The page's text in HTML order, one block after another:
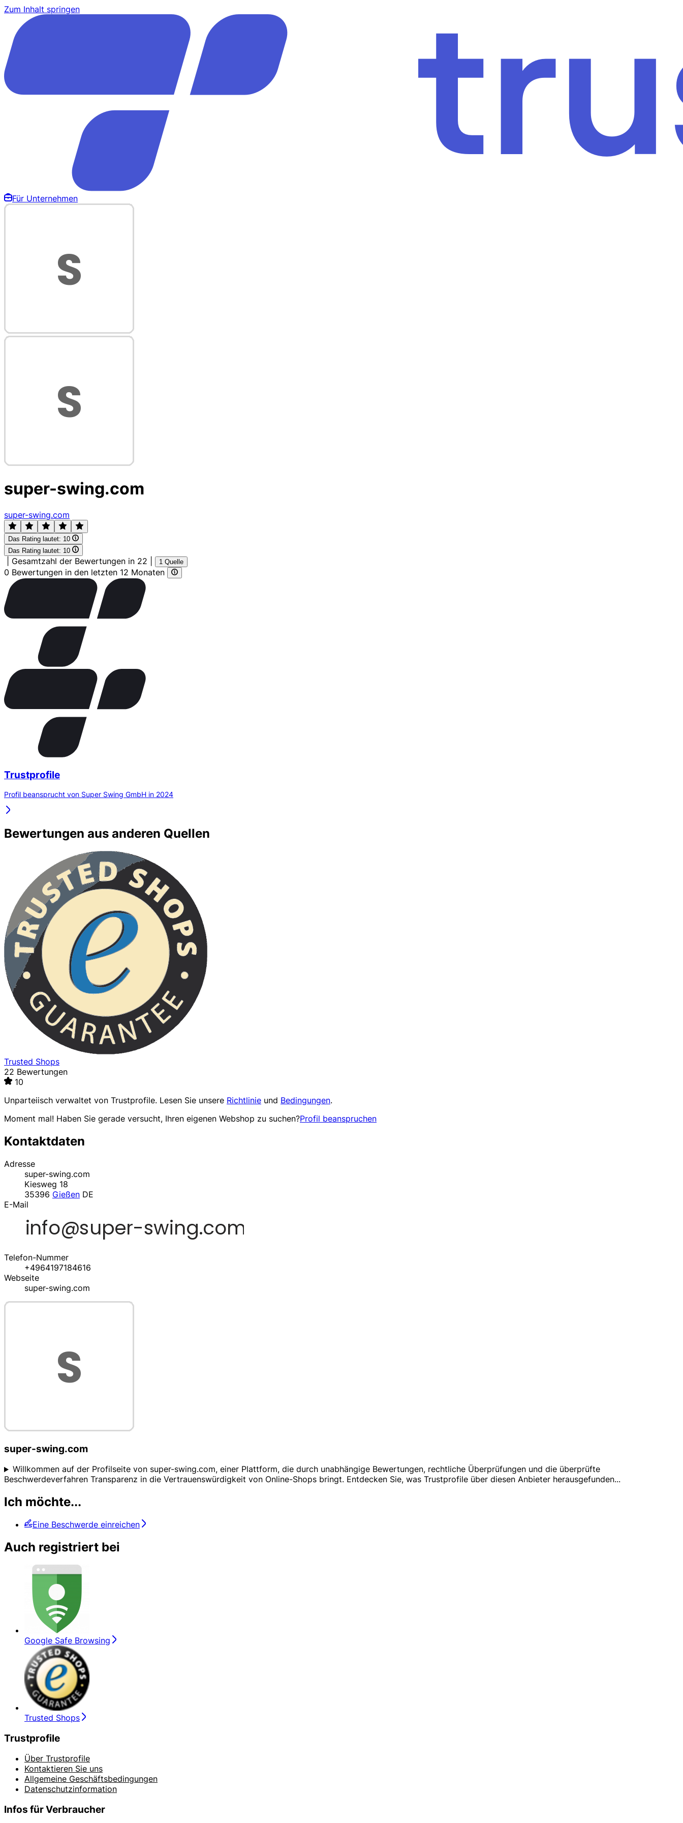
Zum Inhalt springen
Für Unternehmen
super-swing.com
super-swing.com
Das Rating lautet: 10
Das Rating lautet: 10
Gesamtzahl der Bewertungen in 22 1 Quelle
0 Bewertungen in den letzten 12 Monaten
Trustprofile
Profil beansprucht von Super Swing GmbH in 2024
Bewertungen aus anderen Quellen
Trusted Shops
22 Bewertungen
10
Unparteiisch verwaltet von Trustprofile. Lesen Sie unsere Richtlinie und Bedingungen.
Moment mal! Haben Sie gerade versucht, Ihren eigenen Webshop zu suchen?Profil beanspruchen
Kontaktdaten
Adresse
super-swing.com
Kiesweg 18
35396 Gießen DE
E-Mail
Telefon-Nummer
+4964197184616
Webseite
super-swing.com
super-swing.com
Willkommen auf der Profilseite von super-swing.com, einer Plattform, die durch unabhängige Bewertungen, rechtliche Überprüfungen und die überprüfte
Beschwerdeverfahren Transparenz in die Vertrauenswürdigkeit von Online-Shops bringt. Entdecken Sie, was Trustprofile über diesen Anbieter herausgefunden...
Ich möchte...
Eine Beschwerde einreichen
Auch registriert bei
Google Safe Browsing
Trusted Shops
Trustprofile
Über Trustprofile
Kontaktieren Sie uns
Allgemeine Geschäftsbedingungen
Datenschutzinformation
Infos für Verbraucher